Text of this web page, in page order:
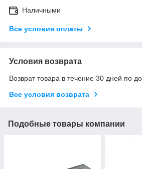
Наличными
Все условия оплаты
Условия возврата
Возврат товара в течение 30 дней по
Все условия возврата
Подобные товары компании